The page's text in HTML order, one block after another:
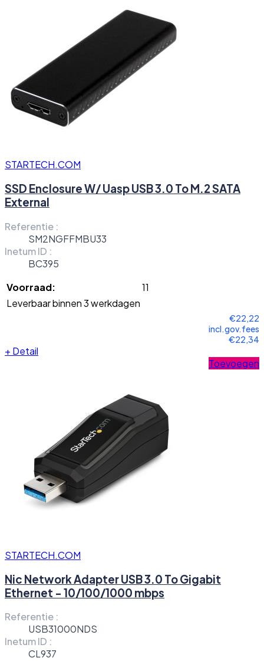
STARTECH.COM
SSD Enclosure W/ Uasp USB 3.0 To M.2 SATA
External
Referentie :
SM2NGFFMBU33
Inetum ID :
BC395
Voorraad:
11
Leverbaar binnen 3 werkdagen
€22,22
incl.gov.fees
€22,34
+ Detail
Toevoegen
STARTECH.COM
Nic Network Adapter USB 3.0 To Gigabit
Ethernet - 10/100/1000 mbps
Referentie :
USB31000NDS
Inetum ID :
CL937